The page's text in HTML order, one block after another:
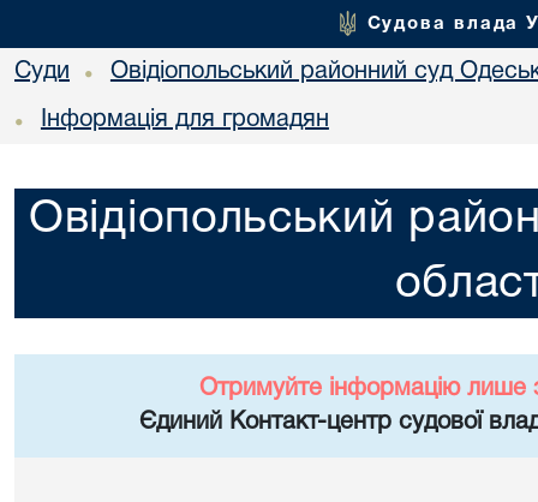
Судова влада
Суди • Овідіопольський районний суд
• Інформація для громадян
Овідіопольський
Отримуйте інформацію лише
Єдиний Контакт-центр судової